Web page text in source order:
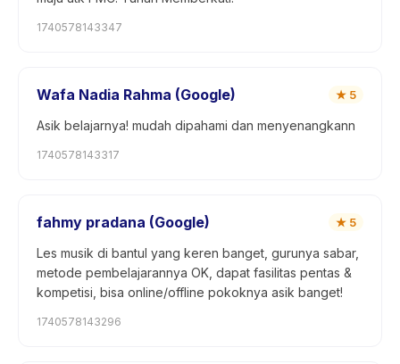
1740578143347
Wafa Nadia Rahma (Google) ★ 5
Asik belajarnya! mudah dipahami dan menyenangkann
1740578143317
fahmy pradana (Google) ★ 5
Les musik di bantul yang keren banget, gurunya sabar,
metode pembelajarannya OK, dapat fasilitas pentas &
kompetisi, bisa online/offline pokoknya asik banget!
1740578143296